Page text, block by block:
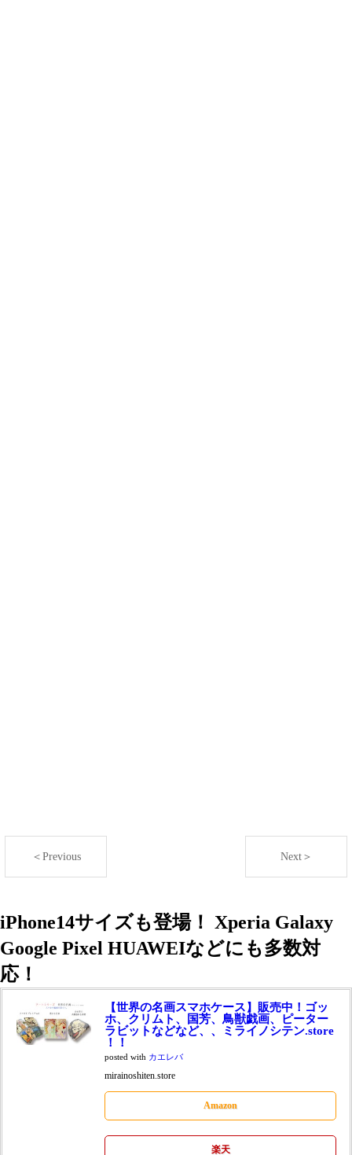
＜Previous Next＞
iPhone14サイズも登場！ Xperia Galaxy
Google Pixel HUAWEIなどにも多数対
応！
【世界の名画スマホケース】販売中！ゴッ
ホ、クリムト、国芳、鳥獣戯画、ピーター
ラビットなどなど、、ミライノシテン.store
！！
posted with カエレバ
mirainoshiten.store
Amazon
楽天